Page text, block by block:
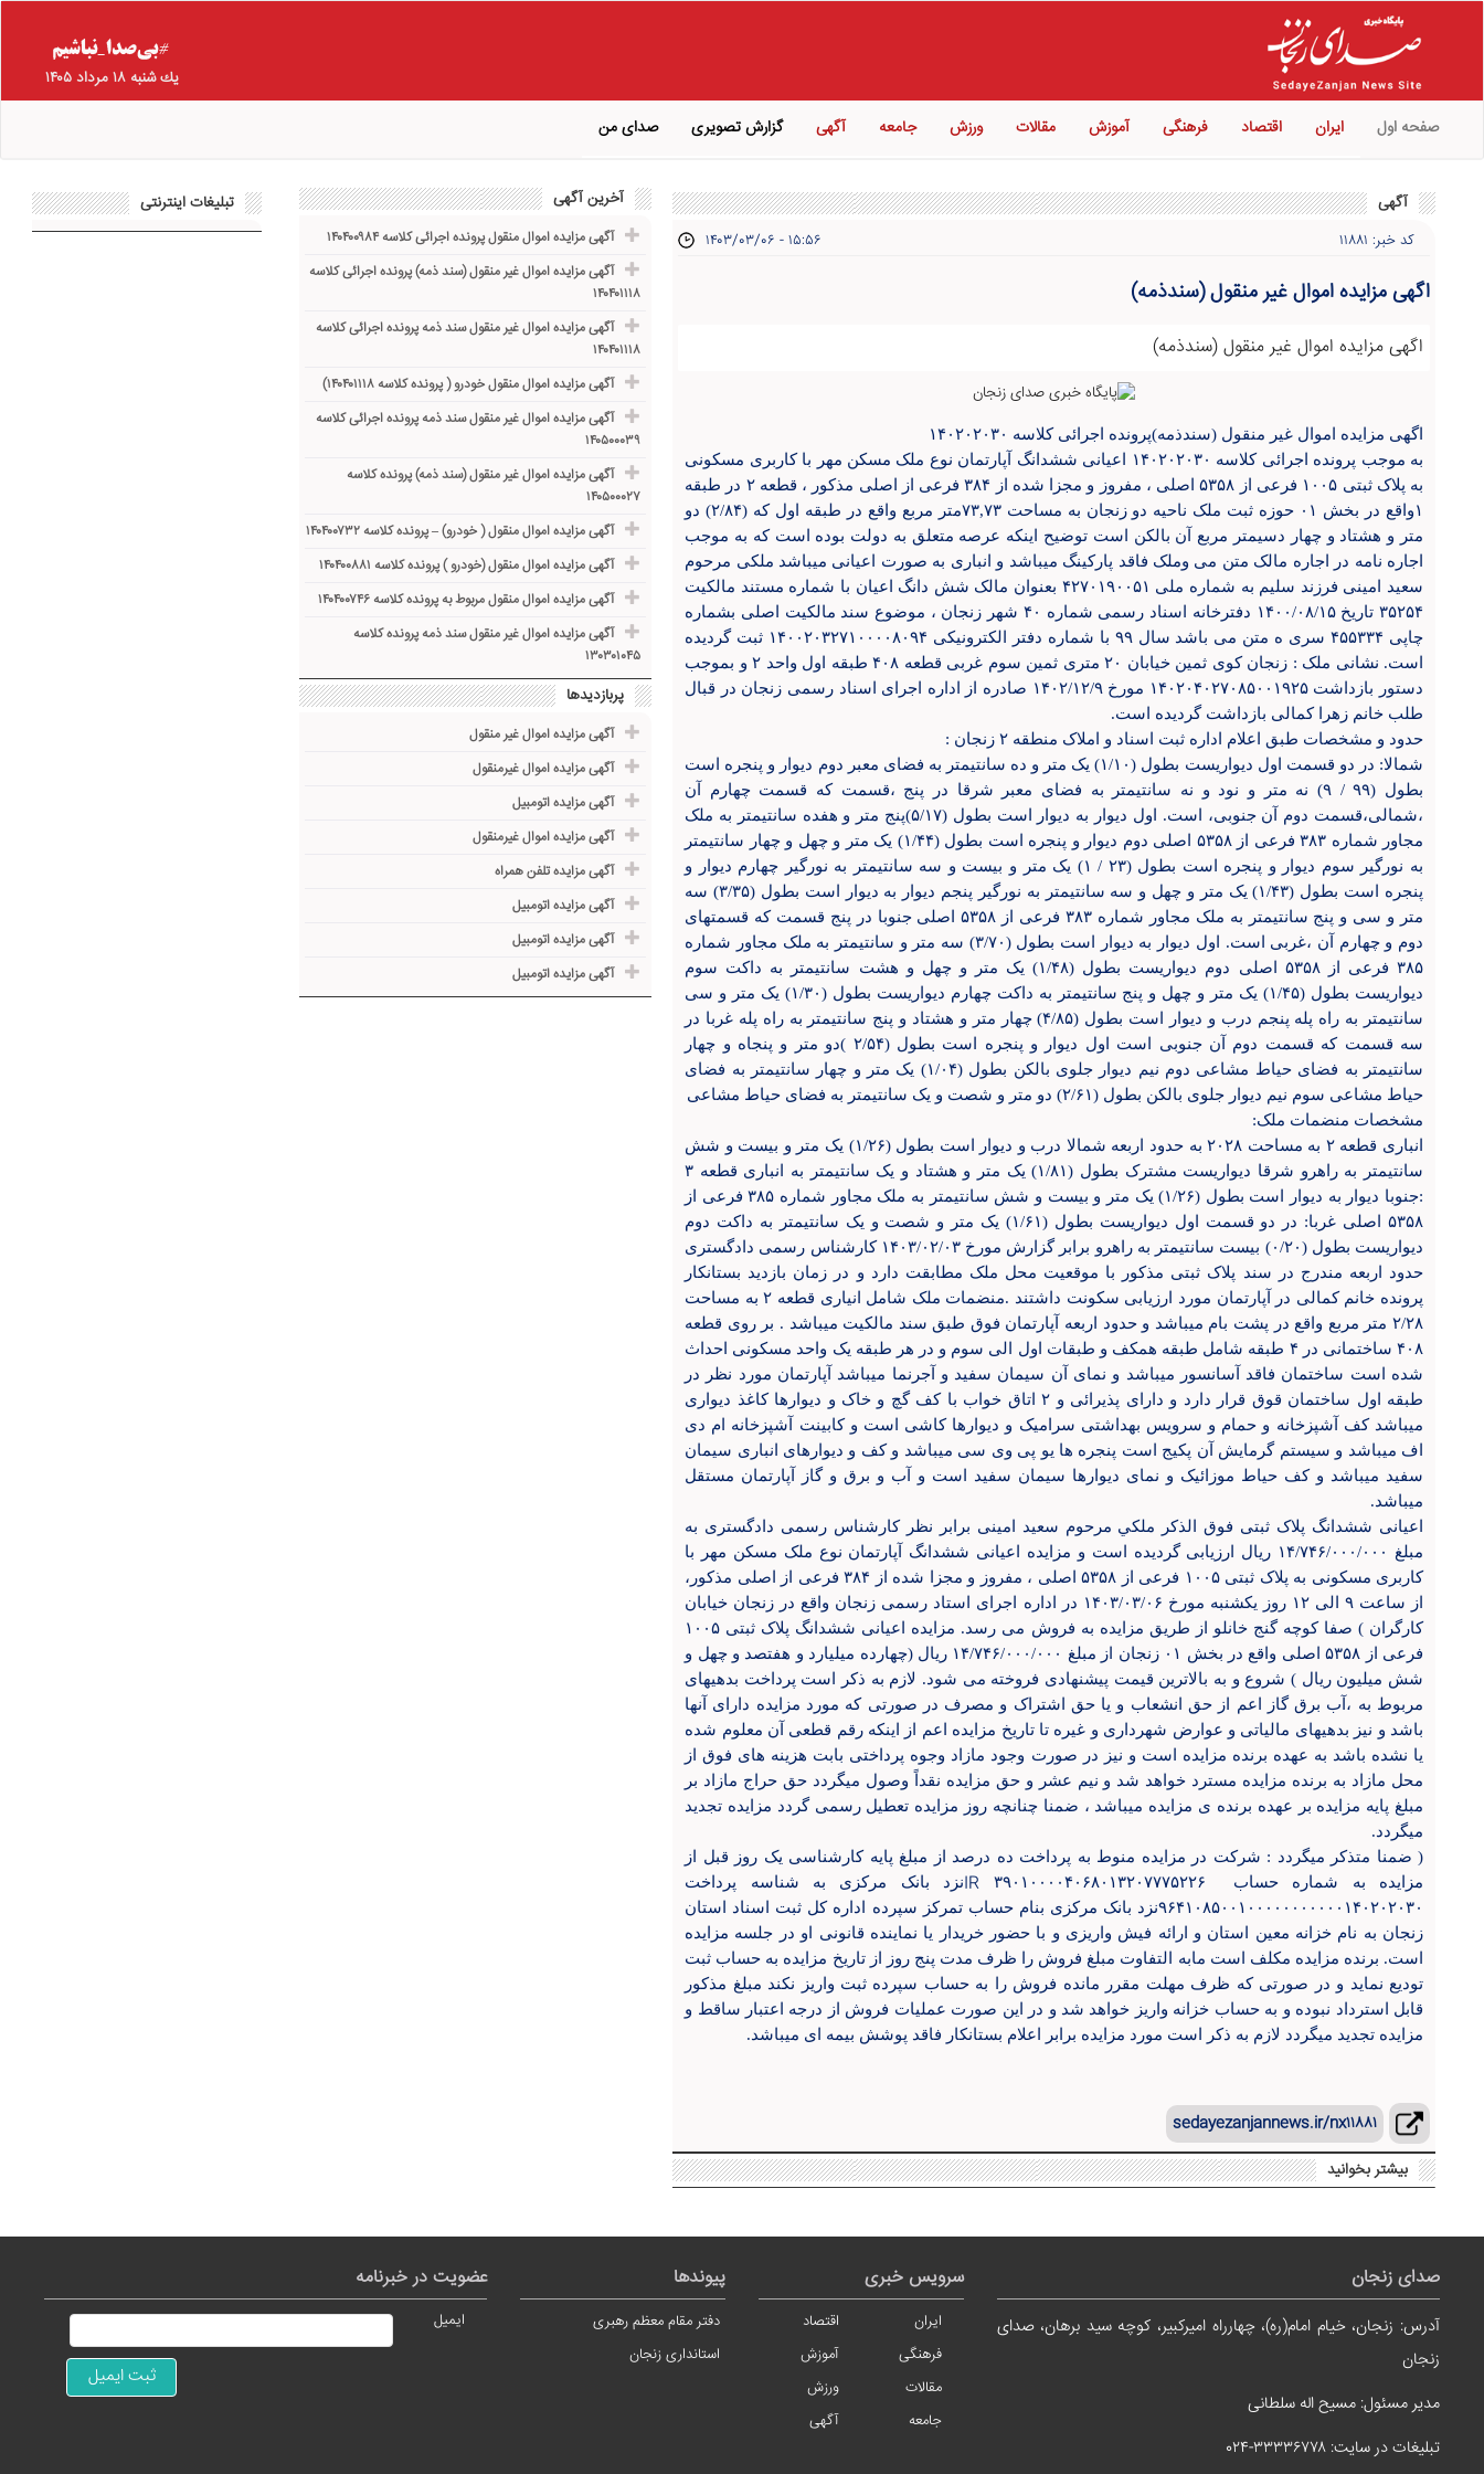
يك شنبه ۱۸ مرداد ۱۴۰۵
صفحه اول ایران اقتصاد فرهنگی آموزش مقالات ورزش جامعه آگهی گزارش تصویری صدای من
آگهی
کد خبر: ۱۱۸۸۱ ۱۴۰۳/۰۳/۰۶ - ۱۵:۵۶
اگهی مزایده اموال غیر منقول (سندذمه)
اگهی مزایده اموال غیر منقول (سندذمه)
اگهی مزایده اموال غیر منقول (سندذمه)پرونده اجرائی کلاسه ۱۴۰۲۰۲۰۳۰
به موجب پرونده اجرائی کلاسه ۱۴۰۲۰۲۰۳۰ اعیانی ششدانگ آپارتمان نوع ملک مسکن مهر با کاربری مسکونی
به پلاک ثبتی ۱۰۰۵ فرعی از ۵۳۵۸ اصلی ، مفروز و مجزا شده از ۳۸۴ فرعی از اصلی مذکور ، قطعه ۲ در طبقه
۱واقع در بخش ۰۱ حوزه ثبت ملک ناحیه دو زنجان به مساحت ۷۳,۷۳متر مربع واقع در طبقه اول که (۲/۸۴) دو
متر و هشتاد و چهار دسیمتر مربع آن بالکن است توضیح اینکه عرصه متعلق به دولت بوده است که به موجب
اجاره نامه در اجاره مالک متن می وملک فاقد پارکینگ میباشد و انباری به صورت اعیانی میباشد ملکی مرحوم
سعید امینی فرزند سلیم به شماره ملی ۴۲۷۰۱۹۰۰۵۱ بعنوان مالک شش دانگ اعیان با شماره مستند مالکیت
۳۵۲۵۴ تاریخ ۱۴۰۰/۰۸/۱۵ دفترخانه اسناد رسمی شماره ۴۰ شهر زنجان ، موضوع سند مالکیت اصلی بشماره
چاپی ۴۵۵۳۳۴ سری ه متن می باشد سال ۹۹ با شماره دفتر الکترونیکی ۱۴۰۰۲۰۳۲۷۱۰۰۰۰۸۰۹۴ ثبت گردیده
است. نشانی ملک : زنجان کوی ثمین خیابان ۲۰ متری ثمین سوم غربی قطعه ۴۰۸ طبقه اول واحد ۲ و بموجب
دستور بازداشت ۱۴۰۲۰۴۰۲۷۰۸۵۰۰۱۹۲۵ مورخ ۱۴۰۲/۱۲/۹ صادره از اداره اجرای اسناد رسمی زنجان در قبال
طلب خانم زهرا کمالی بازداشت گردیده است.
حدود و مشخصات طبق اعلام اداره ثبت اسناد و املاک منطقه ۲ زنجان :
شمالا: در دو قسمت اول دیواریست بطول (۱/۱۰) یک متر و ده سانتیمتر به فضای معبر دوم دیوار و پنجره است
بطول (۹۹ / ۹) نه متر و نود و نه سانتیمتر به فضای معبر شرقا در پنج ،قسمت که قسمت چهارم آن
،شمالی،قسمت دوم آن جنوبی، است. اول دیوار به دیوار است بطول (۵/۱۷)پنج متر و هفده سانتیمتر به ملک
مجاور شماره ۳۸۳ فرعی از ۵۳۵۸ اصلی دوم دیوار و پنجره است بطول (۱/۴۴) یک متر و چهل و چهار سانتیمتر
به نورگیر سوم دیوار و پنجره است بطول (۲۳ / ۱) یک متر و بیست و سه سانتیمتر به نورگیر چهارم دیوار و
پنجره است بطول (۱/۴۳) یک متر و چهل و سه سانتیمتر به نورگیر پنجم دیوار به دیوار است بطول (۳/۳۵) سه
متر و سی و پنج سانتیمتر به ملک مجاور شماره ۳۸۳ فرعی از ۵۳۵۸ اصلی جنوبا در پنج قسمت که قسمتهای
دوم و چهارم آن ،غربی است. اول دیوار به دیوار است بطول (۳/۷۰) سه متر و سانتیمتر به ملک مجاور شماره
۳۸۵ فرعی از ۵۳۵۸ اصلی دوم دیواریست بطول (۱/۴۸) یک متر و چهل و هشت سانتیمتر به داکت سوم
دیواریست بطول (۱/۴۵) یک متر و چهل و پنج سانتیمتر به داکت چهارم دیواریست بطول (۱/۳۰) یک متر و سی
سانتیمتر به راه پله پنجم درب و دیوار است بطول (۴/۸۵) چهار متر و هشتاد و پنج سانتیمتر به راه پله غربا در
سه قسمت که قسمت دوم آن جنوبی است اول دیوار و پنجره است بطول (۲/۵۴ )دو متر و پنجاه و چهار
سانتیمتر به فضای حیاط مشاعی دوم نیم دیوار جلوى بالكن بطول (۱/۰۴) یک متر و چهار سانتیمتر به فضای
حیاط مشاعی سوم نیم دیوار جلوی بالکن بطول (۲/۶۱) دو متر و شصت و یک سانتیمتر به فضای حیاط مشاعی
مشخصات منضمات ملک:
انباری قطعه ۲ به مساحت ۲۰۲۸ به حدود اربعه شمالا درب و دیوار است بطول (۱/۲۶) یک متر و بیست و شش
سانتیمتر به راهرو شرقا دیواریست مشترک بطول (۱/۸۱) یک متر و هشتاد و یک سانتیمتر به انباری قطعه ۳
:جنوبا دیوار به دیوار است بطول (۱/۲۶) یک متر و بیست و شش سانتیمتر به ملک مجاور شماره ۳۸۵ فرعی از
۵۳۵۸ اصلی غربا: در دو قسمت اول دیواریست بطول (۱/۶۱) یک متر و شصت و یک سانتیمتر به داکت دوم
دیواریست بطول (۰/۲۰) بیست سانتیمتر به راهرو برابر گزارش مورخ ۱۴۰۳/۰۲/۰۳ کارشناس رسمی دادگستری
حدود اربعه مندرج در سند پلاک ثبتی مذکور با موقعیت محل ملک مطابقت دارد و در زمان بازدید بستانکار
پرونده خانم کمالی در آپارتمان مورد ارزیابی سکونت داشتند .منضمات ملک شامل انیاری قطعه ۲ به مساحت
۲/۲۸ متر مربع واقع در پشت بام میباشد و حدود اربعه آپارتمان فوق طبق سند مالکیت میباشد . بر روی قطعه
۴۰۸ ساختمانی در ۴ طبقه شامل طبقه همکف و طبقات اول الی سوم و در هر طبقه یک واحد مسکونی احداث
شده است ساختمان فاقد آسانسور میباشد و نمای آن سیمان سفید و آجرنما میباشد آپارتمان مورد نظر در
طبقه اول ساختمان قوق قرار دارد و دارای پذیرائی و ۲ اتاق خواب با کف گچ و خاک و دیوارها کاغذ دیواری
میباشد کف آشپزخانه و حمام و سرویس بهداشتی سرامیک و دیوارها کاشی است و کابینت آشپزخانه ام دی
اف میباشد و سیستم گرمایش آن پکیج است پنجره ها یو پی وی سی میباشد و کف و دیوارهای انباری سیمان
سفید میباشد و کف حیاط موزائیک و نمای دیوارها سیمان سفید است و آب و برق و گاز آپارتمان مستقل
میباشد.
اعیانی ششدانگ پلاک ثبتی فوق الذكر ملكي مرحوم سعید امینی برابر نظر کارشناس رسمی دادگستری به
مبلغ ۱۴/۷۴۶/۰۰۰/۰۰۰ ریال ارزیابی گردیده است و مزایده اعیانی ششدانگ آپارتمان نوع ملک مسکن مهر با
کاربری مسکونی به پلاک ثبتی ۱۰۰۵ فرعی از ۵۳۵۸ اصلی ، مفروز و مجزا شده از ۳۸۴ فرعی از اصلی مذکور،
از ساعت ۹ الی ۱۲ روز یکشنبه مورخ ۱۴۰۳/۰۳/۰۶ در اداره اجرای استاد رسمی زنجان واقع در زنجان خیابان
کارگران ) صفا کوچه گنج خانلو از طریق مزایده به فروش می رسد. مزایده اعیانی ششدانگ پلاک ثبتی ۱۰۰۵
فرعی از ۵۳۵۸ اصلی واقع در بخش ۰۱ زنجان از مبلغ ۱۴/۷۴۶/۰۰۰/۰۰۰ ریال (چهارده میلیارد و هفتصد و چهل و
شش میلیون ریال ) شروع و به بالاترین قیمت پیشنهادی فروخته می شود. لازم به ذکر است پرداخت بدهیهای
مربوط به ،آب برق گاز اعم از حق انشعاب و یا حق اشتراک و مصرف در صورتی که مورد مزایده دارای آنها
باشد و نیز بدهیهای مالیاتی و عوارض شهرداری و غیره تا تاریخ مزایده اعم از اینکه رقم قطعی آن معلوم شده
یا نشده باشد به عهده برنده مزایده است و نیز در صورت وجود مازاد وجوه پرداختی بابت هزینه های فوق از
محل مازاد به برنده مزایده مسترد خواهد شد و نیم عشر و حق مزایده نقداً وصول میگردد حق حراج مازاد بر
مبلغ پایه مزایده بر عهده برنده ی مزایده میباشد ، ضمنا چنانچه روز مزایده تعطیل رسمی گردد مزایده تجدید
میگردد.
( ضمنا متذکر میگردد : شرکت در مزایده منوط به پرداخت ده درصد از مبلغ پایه کارشناسی یک روز قبل از
مزایده به شماره حساب
۳۹۰۱۰۰۰۰۴۰۶۸۰۱۳۲۰۷۷۷۵۲۲۶ IRنزد بانک مرکزی به شناسه پرداخت
۹۶۴۱۰۸۵۰۰۱۰۰۰۰۰۰۰۰۰۰۰۱۴۰۲۰۲۰۳۰نزد بانک مرکزی بنام حساب تمرکز سپرده اداره کل ثبت اسناد استان
زنجان به نام خزانه معین استان و ارائه فیش واریزی و با حضور خریدار یا نماینده قانونی او در جلسه مزایده
است. برنده مزایده مکلف است مابه التفاوت مبلغ فروش را ظرف مدت پنج روز از تاریخ مزایده به حساب ثبت
تودیع نماید و در صورتی که ظرف مهلت مقرر مانده فروش را به حساب سپرده ثبت واریز نکند مبلغ مذکور
قابل استرداد نبوده و به حساب خزانه واریز خواهد شد و در این صورت عملیات فروش از درجه اعتبار ساقط و
مزایده تجدید میگردد لازم به ذکر است مورد مزایده برابر اعلام بستانکار فاقد پوشش بیمه ای میباشد.
sedayezanjannews.ir/nx۱۱۸۸۱
بیشتر بخوانید
آخرین آگهی
آگهی مزایده اموال منقول پرونده اجرائی کلاسه ۱۴۰۴۰۰۹۸۴
آگهی مزایده اموال غیر منقول (سند ذمه) پرونده اجرائی کلاسه
۱۴۰۴۰۱۱۱۸
آگهی مزایده اموال غیر منقول سند ذمه پرونده اجرائی کلاسه
۱۴۰۴۰۱۱۱۸
آگهی مزایده اموال منقول خودرو ( پرونده کلاسه ۱۴۰۴۰۱۱۱۸)
آگهی مزایده اموال غیر منقول سند ذمه پرونده اجرائی کلاسه
۱۴۰۵۰۰۰۳۹
آگهی مزایده اموال غیر منقول (سند ذمه) پرونده کلاسه
۱۴۰۵۰۰۰۲۷
آگهی مزایده اموال منقول ( خودرو) – پرونده کلاسه ۱۴۰۴۰۰۷۳۲
آگهی مزایده اموال منقول (خودرو ) پرونده کلاسه ۱۴۰۴۰۰۸۸۱
آگهی مزایده اموال منقول مربوط به پرونده کلاسه ۱۴۰۴۰۰۷۴۶
آگهی مزایده اموال غیر منقول سند ذمه پرونده کلاسه
۱۳۰۳۰۱۰۴۵
پربازدیدها
آگهی مزایده اموال غیر منقول
آگهی مزایده اموال غیرمنقول
آگهی مزایده اتومبیل
آگهی مزایده اموال غیرمنقول
آگهی مزایده تلفن همراه
آگهی مزایده اتومبیل
آگهی مزایده اتومبیل
آگهی مزایده اتومبیل
تبلیغات اینترنتی
صدای زنجان
آدرس: زنجان، خیام امام(ره)، چهارراه امیرکبیر، کوچه سید برهان، صدای
زنجان
مدیر مسئول: مسیح اله سلطانی
تبلیغات در سایت: ۳۳۳۳۶۷۷۸-۰۲۴
سرویس خبری
ایران
اقتصاد
فرهنگی
آموزش
مقالات
ورزش
جامعه
آگهی
پیوندها
دفتر مقام معظم رهبری
استانداری زنجان
عضویت در خبرنامه
ایمیل